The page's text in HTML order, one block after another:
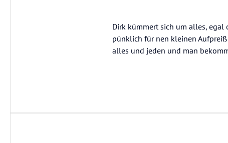
Dirk kümmert sich um alles, egal
pünklich für nen kleinen
alles und jeden und man